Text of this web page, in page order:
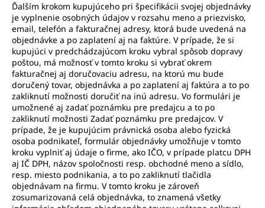
Ďalším krokom kupujúceho pri špecifikácii svojej objednávky
je vyplnenie osobných údajov v rozsahu meno a priezvisko,
email, telefón a fakturačnej adresy, ktorá bude uvedená na
objednávke a po zaplatení aj na faktúre. V prípade, že si
kupujúci v predchádzajúcom kroku vybral spôsob dopravy
poštou, má možnosť v tomto kroku si vybrať okrem
fakturačnej aj doručovaciu adresu, na ktorú mu bude
doručený tovar, objednávka a po zaplatení aj faktúra a to po
zakliknutí možnosti doručiť na inú adresu. Vo formulári je
umožnené aj zadať poznámku pre predajcu a to po
zakliknutí možnosti Zadať poznámku pre predajcov. V
prípade, že je kupujúcim právnická osoba alebo fyzická
osoba podnikateľ, formulár objednávky umožňuje v tomto
kroku vyplniť aj údaje o firme, ako IČO, v prípade platcu DPH
aj IČ DPH, názov spoločnosti resp. obchodné meno a sídlo,
resp. miesto podnikania, a to po zakliknutí tlačidla
objednávam na firmu. V tomto kroku je zároveň
zosumarizovaná celá objednávka, to znamená všetky